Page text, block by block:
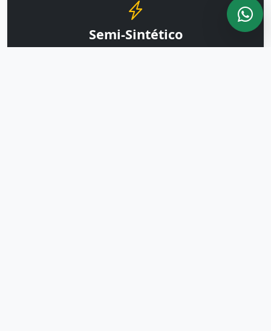
Semi-Sintético